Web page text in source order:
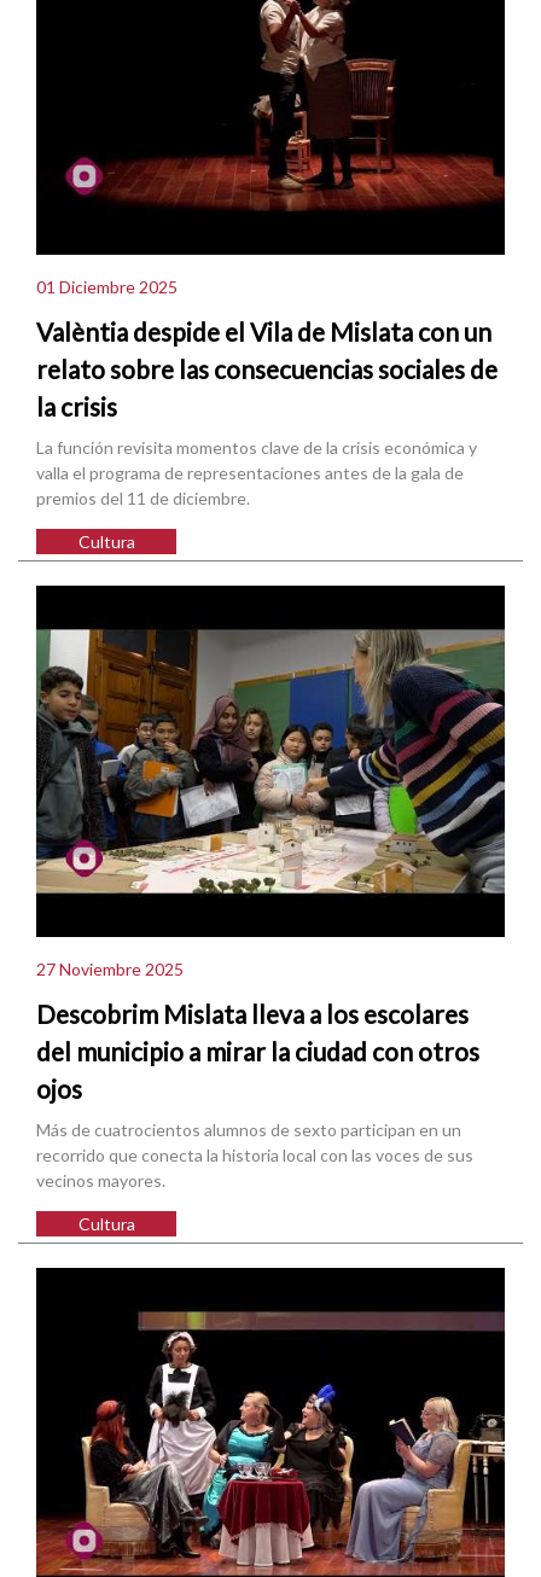
01 Diciembre 2025
Valèntia despide el Vila de Mislata con un
relato sobre las consecuencias sociales de
la crisis
La función revisita momentos clave de la crisis económica y
valla el programa de representaciones antes de la gala de
premios del 11 de diciembre.
Cultura
27 Noviembre 2025
Descobrim Mislata lleva a los escolares
del municipio a mirar la ciudad con otros
ojos
Más de cuatrocientos alumnos de sexto participan en un
recorrido que conecta la historia local con las voces de sus
vecinos mayores.
Cultura